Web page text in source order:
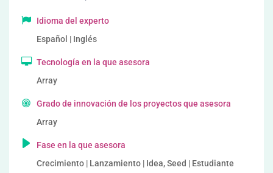
Idioma del experto
Español | Inglés
Tecnología en la que asesora
Array
Grado de innovación de los proyectos que asesora
Array
Fase en la que asesora
Crecimiento | Lanzamiento | Idea, Seed | Estudiante